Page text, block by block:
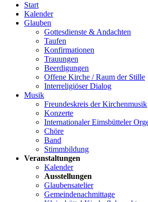
Start
Kalender
Glauben
Gottesdienste & Andachten
Taufen
Konfirmationen
Trauungen
Beerdigungen
Offene Kirche / Raum der Stille
Interreligiöser Dialog
Musik
Freundeskreis der Kirchenmusik
Konzerte
Internationaler Eimsbütteler
Chöre
Band
Stimmbildung
Veranstaltungen
Kalender
Ausstellungen
Glaubensatelier
Gemeindenachmittage